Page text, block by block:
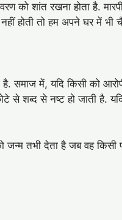
को शांत रखना होता है.
तो हम अपने घर में भी
समाज में, यदि किसी को
से शब्द से नष्ट हो जाती है.
जन्म तभी देता है जब वह